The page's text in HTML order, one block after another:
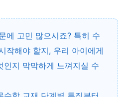
에 고민 많으시죠? 특히 수
작해야 할지, 우리 아이에게
인지 막막하게 느껴지실 수